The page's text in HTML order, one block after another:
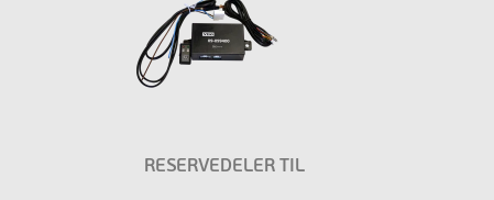
RESERVEDELER TIL